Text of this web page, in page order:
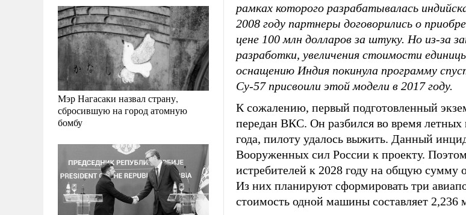
Мэр Нагасаки назвал страну,
сбросившую на город атомную
бомбу
рамках которого разрабатывалась
2008 году партнеры договорились о
цене 100 млн долларов за штуку. Но из-за
разработки, увеличения стоимости
оснащению Индия покинула программу
Су-57 присвоили этой модели в 2017 году.
К сожалению, первый подготовленный
передан ВКС. Он разбился во время
года, пилоту удалось выжить. Данный
Вооруженных сил России к проекту.
истребителей к 2028 году на общую сумму
Из них планируют сформировать три
стоимость одной машины составляет 2,236